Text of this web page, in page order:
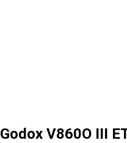
Godox V860O III